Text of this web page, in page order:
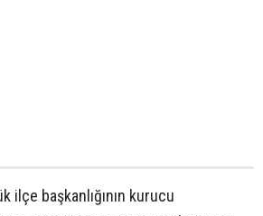
ilçe başkanlığının kurucu